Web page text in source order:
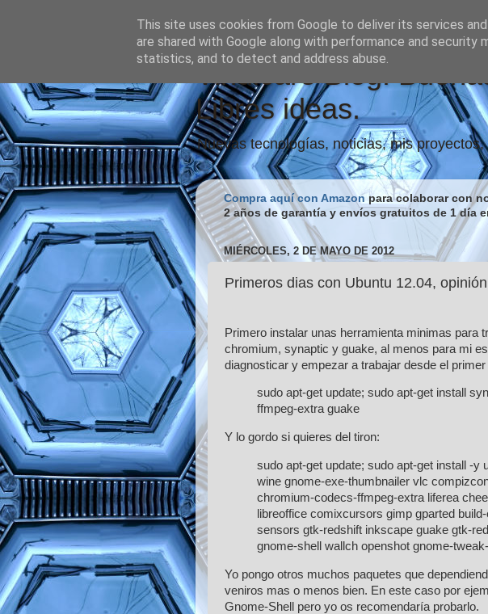
Vindicare Blog:
Libres ideas.
Nuevas tecnologías, noticias, mis
Compra aquí con Amazon para colaborar con
2 años de garantía y envíos gratuitos de 1 día
MIÉRCOLES, 2 DE MAYO DE 2012
Primeros dias con Ubuntu 12.04,
Primero instalar unas herramienta minimas para
chromium, synaptic y guake, al menos para mi
diagnosticar y empezar a trabajar desde el
sudo apt-get update; sudo apt-get install
ffmpeg-extra guake
Y lo gordo si quieres del tiron:
sudo apt-get update; sudo apt-get install -y
wine gnome-exe-thumbnailer vlc
chromium-codecs-ffmpeg-extra liferea
libreoffice comixcursors gimp gparted
sensors gtk-redshift inkscape guake gtk-
gnome-shell wallch openshot gnome-
Yo pongo otros muchos paquetes que
veniros mas o menos bien. En este caso por
Gnome-Shell pero yo os recomendaría probarlo.
This site uses cookies from Google to deliver its services
are shared with Google along with performance and
statistics, and to detect and address abuse.